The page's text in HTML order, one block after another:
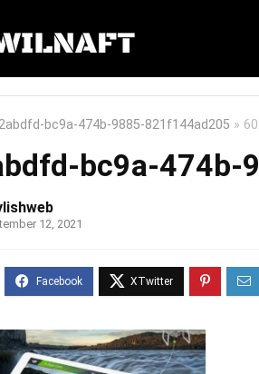
bc9a-474b-9885-821f144ad205 »
bc9a-474b-
12, 2021